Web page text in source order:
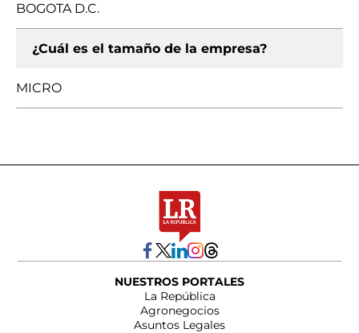
BOGOTA D.C.
¿Cuál es el tamaño de la empresa?
MICRO
NUESTROS PORTALES
La República
Agronegocios
Asuntos Legales